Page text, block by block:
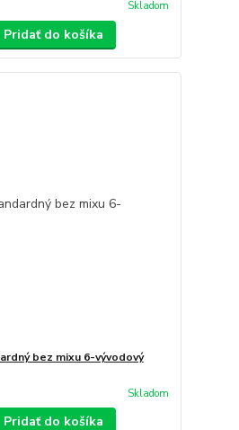
Skladom
Pridať do košíka
bez mixu 6-vývodový
Skladom
Pridať do košíka